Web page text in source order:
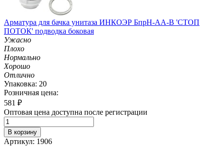
Арматура для бачка унитаза ИНКОЭР БпрН-АА-В 'СТОП
ПОТОК' подводка боковая
Ужасно
Плохо
Нормально
Хорошо
Отлично
Упаковка: 20
Розничная цена:
581 ₽
Оптовая цена доступна после регистрации
В корзину
Артикул: 1906